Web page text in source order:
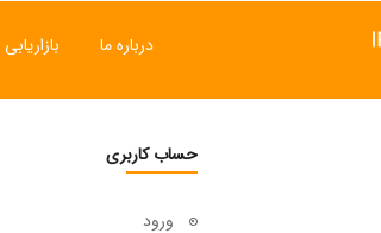
درباره ما بازاریابی
حساب کاربری
ورود